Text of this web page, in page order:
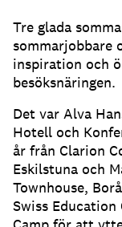
Tre glada
sommarjobbare
inspiration och
besöksnäringen.
Det var Alva
Hotell och
år från Clarion
Eskilstuna och
Townhouse,
Swiss